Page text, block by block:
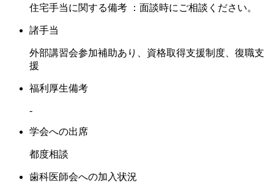
住宅手当に関する備考 ：面談時にご相談ください。
諸手当
外部講習会参加補助あり、資格取得支援制度、復職支
援
福利厚生備考
-
学会への出席
都度相談
歯科医師会への加入状況